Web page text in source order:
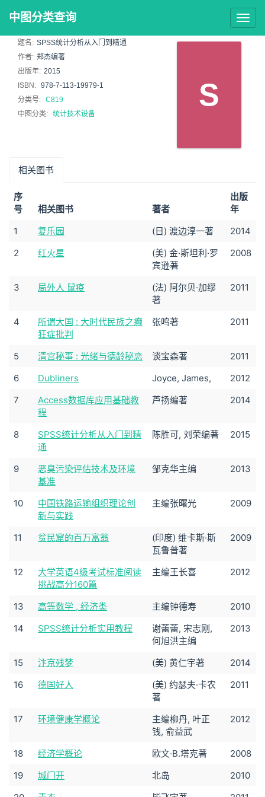
中图分类查询
S
题名: SPSS统计分析从入门到精通
作者: 郑杰编著
出版年: 2015
ISBN: 978-7-113-19979-1
分类号: C819
中图分类: 统计技术设备
相关图书
序
号
相关图书 著者
出版
年
1
复乐园 (日) 渡边淳一著
2014
2
红火星
(美) 金·斯坦利·罗
宾逊著
2008
3 局外人 鼠疫
(法) 阿尔贝·加缪
著
2011
4
所谓大国 : 大时代民族之癫
狂症批判
张鸣著 2011
5 清宫秘事 : 光绪与德龄秘恋 谈宝森著
2011
6
Dubliners Joyce, James,
2012
7
Access数据库应用基础教
程
芦扬编著 2014
8
SPSS统计分析从入门到精
通
陈胜可, 刘荣编著 2015
9
恶臭污染评估技术及环境
基准
邹克华主编 2013
10
中国铁路运输组织理论创
新与实践
主编张曙光 2009
11 贫民窟的百万富翁
(印度) 维卡斯·斯
瓦鲁普著
2009
12
大学英语4级考试标准阅读
挑战高分160篇
主编王长喜 2012
13 高等数学 , 经济类 主编钟德寿
2010
14
SPSS统计分析实用教程
谢蕾蕾, 宋志刚,
何旭洪主编
2013
15 汴京残梦 (美) 黄仁宇著
2014
16
德国好人
(美) 约瑟夫·卡农
著
2011
17 环境健康学概论
主编柳丹, 叶正
钱, 俞益武
2012
18 经济学概论 欧文·B.塔克著
2008
19
城门开 北岛
2010